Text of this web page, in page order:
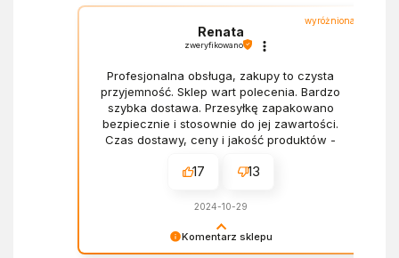
Komentarz sklepu
wyróżniona
Renata
zweryfikowano
Profesjonalna obsługa, zakupy to czysta
przyjemność. Sklep wart polecenia. Bardzo
szybka dostawa. Przesyłkę zapakowano
bezpiecznie i stosownie do jej zawartości.
Czas dostawy, ceny i jakość produktów -
17 13
2024-10-29